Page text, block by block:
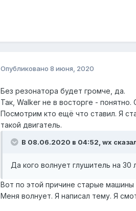
Опубликовано 8 июня, 2020
Без резонатора будет громче, да.
Так, Walker не в восторге - понятно.
Посмотрим кто ещё что ставил. Я
такой двигатель.
В 08.06.2020 в 04:52, wx
Да кого волнует глушитель на 30
Вот по этой причине старые
Меня волнует. Я написал тему. Я